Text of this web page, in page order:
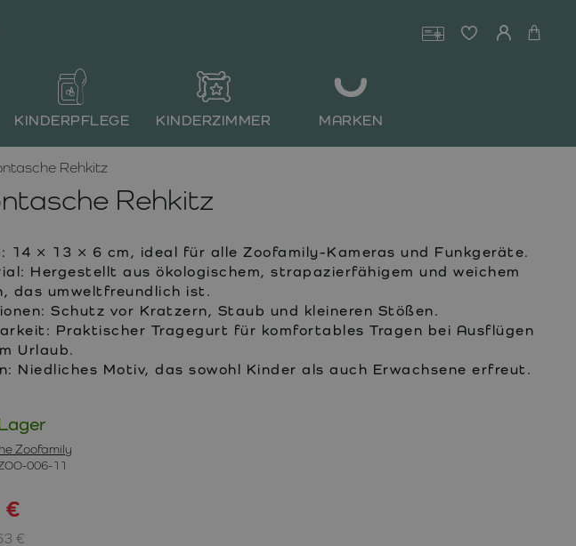
KINDERPFLEGE KINDERZIMMER MARKEN
Rehkitz
Rehkitz
14 × 13 × 6 cm, ideal für alle Zoofamily-Kameras und Funkgeräte.
Hergestellt aus ökologischem, strapazierfähigem und weichem
das umweltfreundlich ist.
Schutz vor Kratzern, Staub und kleineren Stößen.
Praktischer Tragegurt für komfortables Tragen bei Ausflügen
Urlaub.
Niedliches Motiv, das sowohl Kinder als auch Erwachsene erfreut.
Zoofamily
006-11
€
€